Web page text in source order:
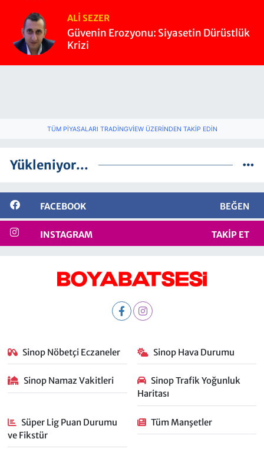
ALI SEZER
Güvenin Erozyonu: Siyasetin Dürüstlük
Krizi
TÜM PIYASALARI TRADINGVIEW ÜZERINDEN TAKIP EDIN
Yükleniyor...
FACEBOOK BEĞEN
INSTAGRAM TAKIP ET
Sinop Nöbetçi Eczaneler Sinop Hava Durumu
Sinop Namaz Vakitleri
Sinop Trafik Yoğunluk
Haritası
Süper Lig Puan Durumu
ve Fikstür
Tüm Manşetler